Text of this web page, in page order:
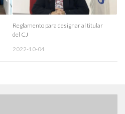
Reglamento para designar al titular
del CJ
2022-10-04